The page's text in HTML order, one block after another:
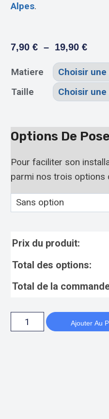
Alpes.
7,90€ – 19,90€
Matiere
Taille
Options De
Pour faciliter son
parmi nos trois options
Prix du produit:
Total des options:
Total de la
Ajouter Au